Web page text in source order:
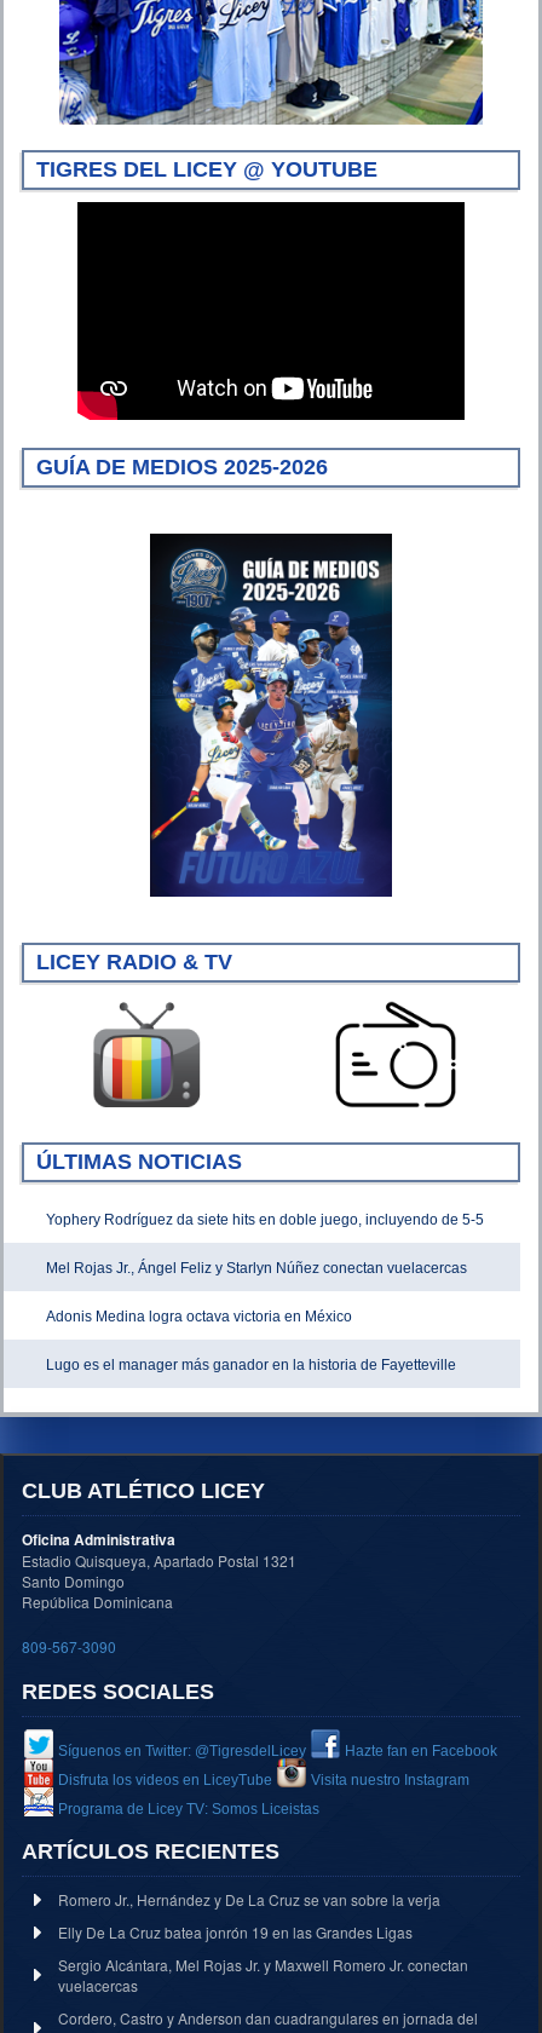
TIGRES DEL LICEY @ YOUTUBE
GUÍA DE MEDIOS 2025-2026
LICEY RADIO & TV
ÚLTIMAS NOTICIAS
Yophery Rodríguez da siete hits en doble juego, incluyendo de 5-5
Mel Rojas Jr., Ángel Feliz y Starlyn Núñez conectan vuelacercas
Adonis Medina logra octava victoria en México
Lugo es el manager más ganador en la historia de Fayetteville
CLUB ATLÉTICO LICEY
Oficina Administrativa
Estadio Quisqueya, Apartado Postal 1321
Santo Domingo
República Dominicana
809-567-3090
REDES SOCIALES
Síguenos en Twitter: @TigresdelLicey
Hazte fan en Facebook
Disfruta los videos en LiceyTube
Visita nuestro Instagram
Programa de Licey TV: Somos Liceistas
ARTÍCULOS RECIENTES
Romero Jr., Hernández y De La Cruz se van sobre la verja
Elly De La Cruz batea jonrón 19 en las Grandes Ligas
Sergio Alcántara, Mel Rojas Jr. y Maxwell Romero Jr. conectan
vuelacercas
Cordero, Castro y Anderson dan cuadrangulares en jornada del